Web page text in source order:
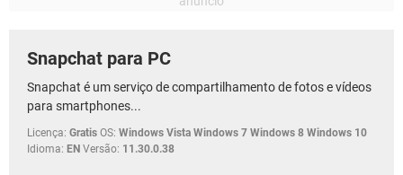
Snapchat para PC
Snapchat é um serviço de compartilhamento de fotos e vídeos
para smartphones...
Licença: Gratis OS: Windows Vista Windows 7 Windows 8 Windows 10
Idioma: EN Versão: 11.30.0.38